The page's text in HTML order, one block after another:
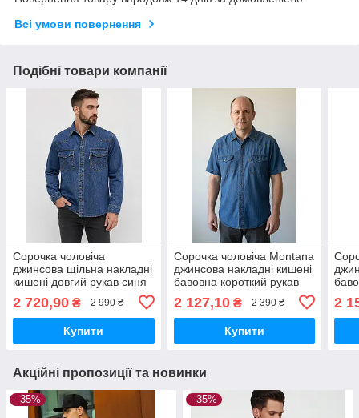
Всі умови повернення
Подібні товари компанії
Сорочка чоловіча
джинсова щільна накладні
кишені довгий рукав синя
2 720,90 ₴ 2 990 ₴
Купити
Сорочка чоловіча Montana
джинсова накладні кишені
бавовна короткий рукав
2 127,10₴ 2 390 ₴
Купити
2
Акційні пропозиції та новинки
–35% –35%